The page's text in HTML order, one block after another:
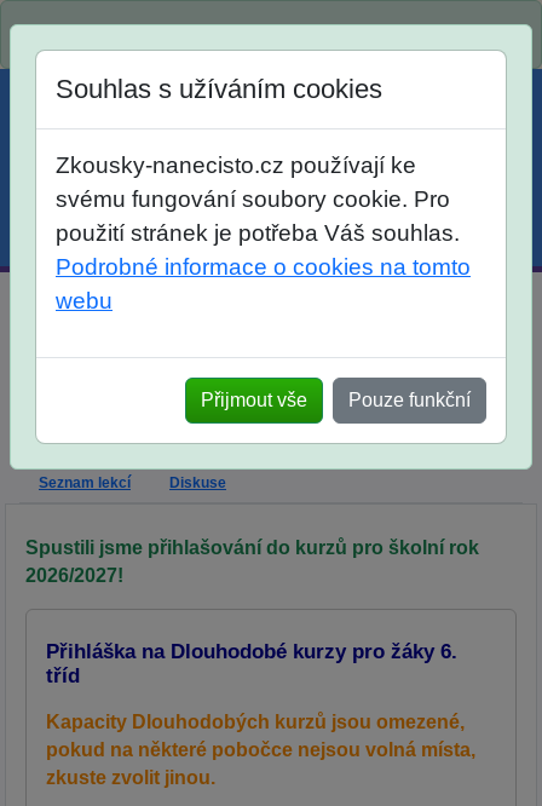
Menu Účet Košík
tříd
Výklad
Popis Termíny Tyršova Termíny Zatlanka
Seznam lekcí Diskuse
Souhlas s užíváním cookies
Zkousky-nanecisto.cz používají ke
svému fungování soubory cookie. Pro
použití stránek je potřeba Váš souhlas.
Podrobné informace o cookies na tomto
webu
Přijmout vše Pouze funkční
Spustili jsme přihlašování do kurzů pro školní rok
2026/2027!
Přihláška na Dlouhodobé kurzy pro žáky 6.
tříd
Kapacity Dlouhodobých kurzů jsou omezené,
pokud na některé pobočce nejsou volná místa,
zkuste zvolit jinou.